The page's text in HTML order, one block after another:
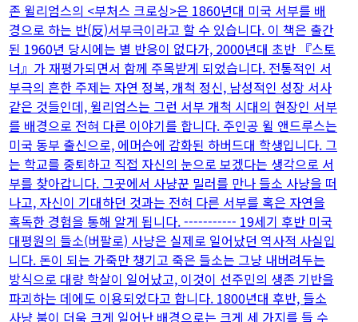
존 윌리엄스의 <부처스 크로싱>은 1860년대 미국 서부를 배
경으로 하는 반(反)서부극이라고 할 수 있습니다. 이 책은 출간
된 1960년 당시에는 별 반응이 없다가, 2000년대 초반 『스토
너』가 재평가되면서 함께 주목받게 되었습니다. 전통적인 서
부극의 흔한 주제는 자연 정복, 개척 정신, 남성적인 성장 서사
같은 것들인데, 윌리엄스는 그런 서부 개척 시대의 현장인 서부
를 배경으로 전혀 다른 이야기를 합니다. 주인공 윌 앤드루스는
미국 동부 출신으로, 에머슨에 감화된 하버드대 학생입니다. 그
는 학교를 중퇴하고 직접 자신의 눈으로 보겠다는 생각으로 서
부를 찾아갑니다. 그곳에서 사냥꾼 밀러를 만나 들소 사냥을 떠
나고, 자신이 기대하던 것과는 전혀 다른 서부를 혹은 자연을
혹독한 경험을 통해 알게 됩니다. ----------- 19세기 후반 미국
대평원의 들소(버팔로) 사냥은 실제로 일어났던 역사적 사실입
니다. 돈이 되는 가죽만 챙기고 죽은 들소는 그냥 내버려두는
방식으로 대량 학살이 일어났고, 이것이 선주민의 생존 기반을
파괴하는 데에도 이용되었다고 합니다. 1800년대 후반, 들소
사냥 붐이 더욱 크게 일어난 배경으로는 크게 세 가지를 들 수